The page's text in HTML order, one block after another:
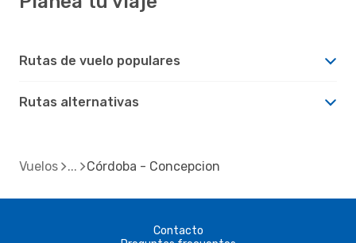
Rutas de vuelo populares
Rutas alternativas
Vuelos Córdoba - Concepcion
Contacto